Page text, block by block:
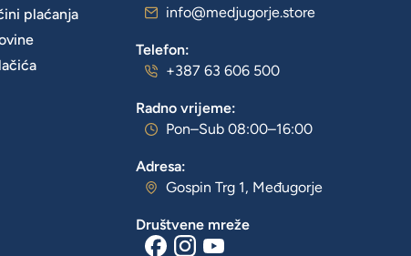
plaćanja
info@medjugorje.store
Telefon:
+387 63 606 500
Radno vrijeme:
Pon–Sub 08:00–16:00
Adresa:
Gospin Trg 1, Međugorje
Društvene mreže